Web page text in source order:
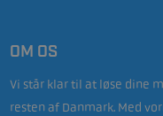
OM OS
Vi står klar til at løse dine
resten af Danmark. Med